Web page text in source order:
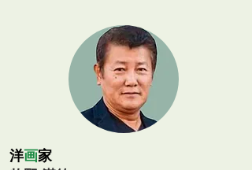
洋画家